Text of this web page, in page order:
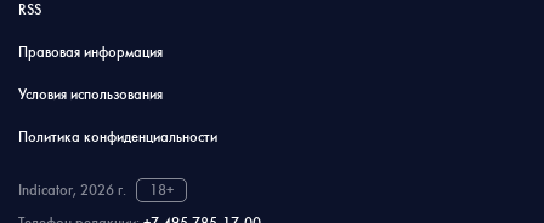
RSS
Правовая информация
Условия использования
Политика конфиденциальности
Indicator, 2026 г.
18+